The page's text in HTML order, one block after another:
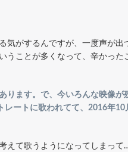
気がするんですが、一度声が
うことが多くなって、辛かった
ります。で、今いろんな映像
ートに歌われてて、2016年
えて歌うようになってしまっ